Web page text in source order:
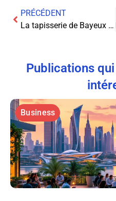
PRÉCÉDENT
La tapisserie de Bayeux : raconter l’histoire en pixels
Publications
Business